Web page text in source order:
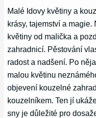
Malé Idovy květiny a
krásy, tajemství a
květiny od malička a
zahradnicí. Pěstování
radost a nadšení. Po
malou květinu
objevení kouzelné
kouzelníkem. Ten jí
sny je důležité pro